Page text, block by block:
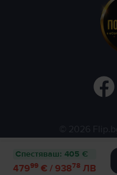
Спестяваш: 405 €
47999 € / 93878 ЛВ